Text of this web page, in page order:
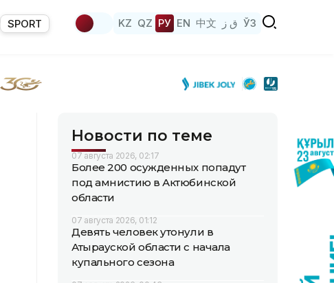
SPORT KZ QZ РУ EN 中文 ق ز ЎЗ
Новости по теме
07 августа 2026, 02:17
Более 200 осужденных попадут
под амнистию в Актюбинской
области
07 августа 2026, 01:12
Девять человек утонули в
Атырауской области с начала
купального сезона